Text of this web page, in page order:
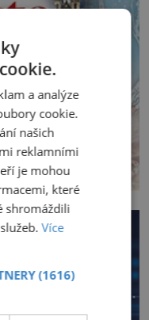
a analýze
cookie.
našich
reklamními
je mohou
které
shromáždili
Více
(1616)